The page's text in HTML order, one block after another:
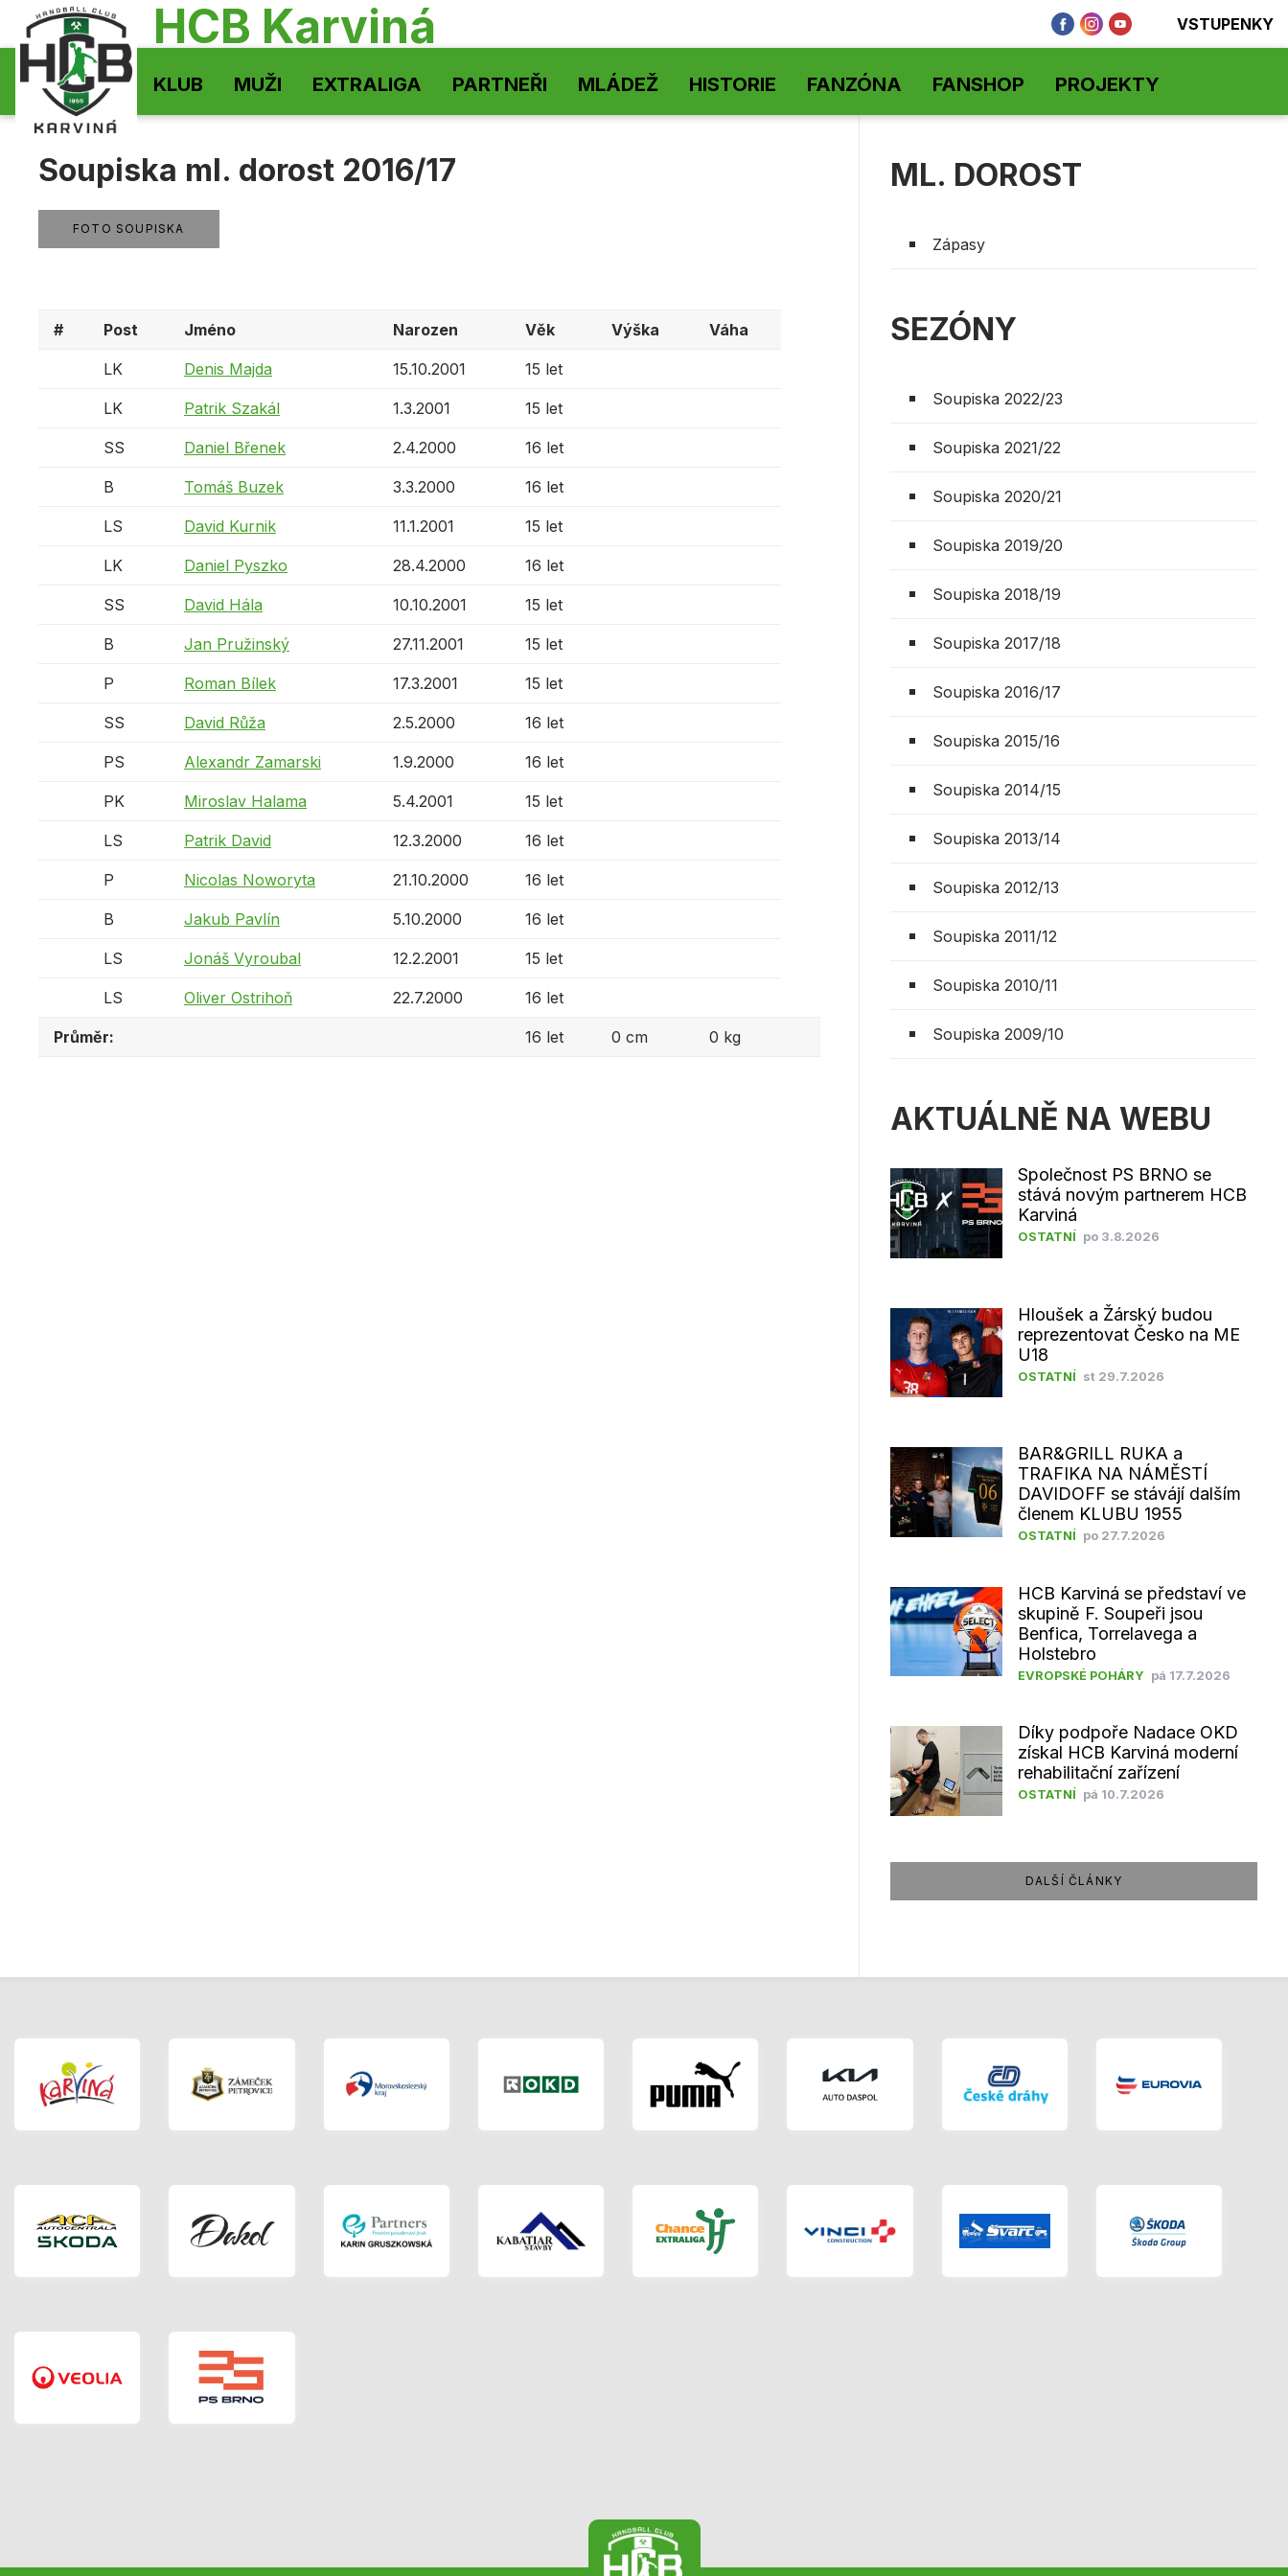
HCB Karviná VSTUPENKY
KLUB MUŽI EXTRALIGA PARTNEŘI MLÁDEŽ HISTORIE FANZÓNA FANSHOP PROJEKTY
Soupiska ml. dorost 2016/17
FOTO SOUPISKA
# Post Jméno Narozen Věk Výška Váha
LK Denis Majda 15.10.2001 15 let
LK Patrik Szakál 1.3.2001 15 let
SS Daniel Břenek 2.4.2000 16 let
B Tomáš Buzek 3.3.2000 16 let
LS David Kurnik 11.1.2001 15 let
LK Daniel Pyszko 28.4.2000 16 let
SS David Hála 10.10.2001 15 let
B Jan Pružinský 27.11.2001 15 let
P Roman Bílek 17.3.2001 15 let
SS David Růža 2.5.2000 16 let
PS Alexandr Zamarski 1.9.2000 16 let
PK Miroslav Halama 5.4.2001 15 let
LS Patrik David 12.3.2000 16 let
P Nicolas Noworyta 21.10.2000 16 let
B Jakub Pavlín 5.10.2000 16 let
LS Jonáš Vyroubal 12.2.2001 15 let
LS Oliver Ostrihoň 22.7.2000 16 let
Průměr: 16 let 0 cm 0 kg
ML. DOROST
Zápasy
SEZÓNY
Soupiska 2022/23
Soupiska 2021/22
Soupiska 2020/21
Soupiska 2019/20
Soupiska 2018/19
Soupiska 2017/18
Soupiska 2016/17
Soupiska 2015/16
Soupiska 2014/15
Soupiska 2013/14
Soupiska 2012/13
Soupiska 2011/12
Soupiska 2010/11
Soupiska 2009/10
AKTUÁLNĚ NA WEBU
Společnost PS BRNO se
stává novým partnerem HCB
Karviná
OSTATNÍ po 3.8.2026
Hloušek a Žárský budou
reprezentovat Česko na ME
U18
OSTATNÍ st 29.7.2026
BAR&GRILL RUKA a
TRAFIKA NA NÁMĚSTÍ
DAVIDOFF se stávájí dalším
členem KLUBU 1955
OSTATNÍ po 27.7.2026
HCB Karviná se představí ve
skupině F. Soupeři jsou
Benfica, Torrelavega a
Holstebro
EVROPSKÉ POHÁRY pá 17.7.2026
Díky podpoře Nadace OKD
získal HCB Karviná moderní
rehabilitační zařízení
OSTATNÍ pá 10.7.2026
DALŠÍ ČLÁNKY